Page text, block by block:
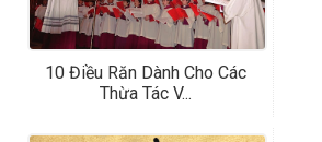
10 Điều Răn Dành Cho Các
Thừa Tác V...